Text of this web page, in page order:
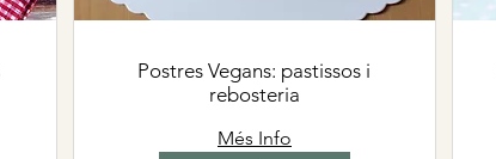
Postres Vegans: pastissos i
rebosteria
Més Info